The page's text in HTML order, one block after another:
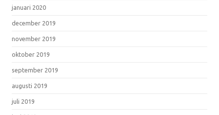
januari 2020
december 2019
november 2019
oktober 2019
september 2019
augusti 2019
juli 2019